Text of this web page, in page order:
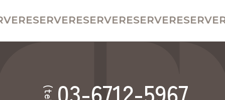
RESERVERESERVERESERVERESERVE
03-6712-5967